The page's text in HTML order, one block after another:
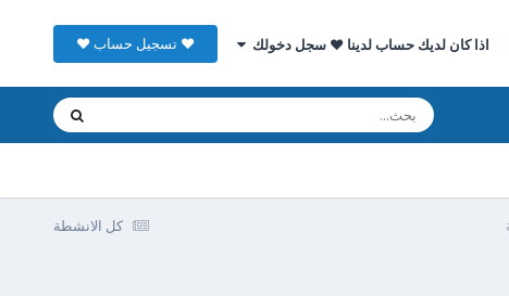
اذا كان لديك حساب لدينا ♥ سجل دخولك ♥ تسجيل حساب ♥
كل الانشطة